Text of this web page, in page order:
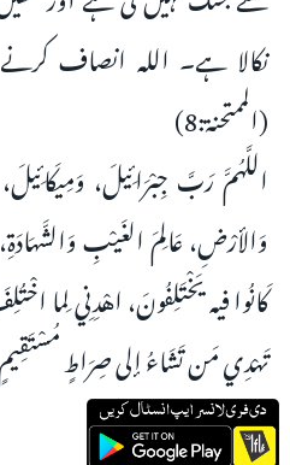
نکالا ہے۔ اللہ انصاف
(الممتحنة:8)
اللَّهُمَّ رَبَّ جِبْرَائِيلَ،
وَالأرْضِ، عَالِمَ الغَيْبِ
كَانُوا فيه يَخْتَلِفُونَ، اهْدِنِي لِما
تَهْدِي مَن تَشَاءُ إلى صِرَاطٍ